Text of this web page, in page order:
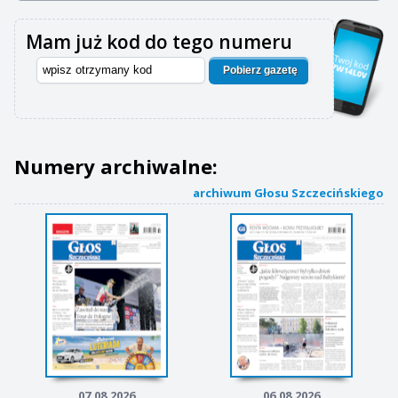
Mam już kod do tego numeru
Pobierz gazetę
Numery archiwalne:
archiwum Głosu Szczecińskiego